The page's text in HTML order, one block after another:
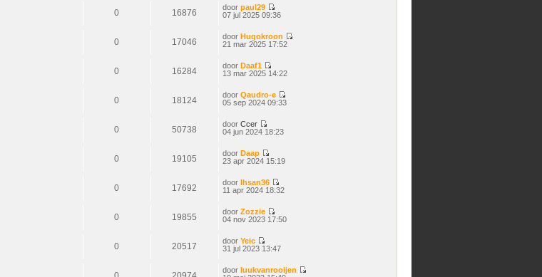
0 16876
door paul29
Bekijk
07 jul 2025 09:36
0 17046
door Hugokroon
21 mar 2025 17:52
0 16284
door Daaf1
Bekijk
13 mar 2025 14:22
0 18124
door Qaudro-e
Bekijk
05 sep 2024 09:33
0 50738
door Ccer
Bekijk
04 jun 2024 18:23
0 19105
door Daap
Bekijk
23 apr 2024 15:19
0 17692
door Ihsan36
Bekijk
11 apr 2024 18:32
0 19855
door Zozzie
Bekijk
04 nov 2023 17:50
0 20517
door Yeic
Bekijk
31 jul 2023 13:47
door luukvanrooijen